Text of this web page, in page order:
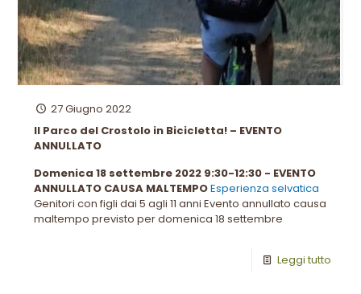
27 Giugno 2022
Il Parco del Crostolo in Bicicletta! – EVENTO
ANNULLATO
Domenica 18 settembre 2022 9:30-12:30 - EVENTO
ANNULLATO CAUSA MALTEMPOEsperienza selvatica
Genitori con figli dai 5 agli 11 anni Evento annullato causa
maltempo previsto per domenica 18 settembre
Leggi tutto